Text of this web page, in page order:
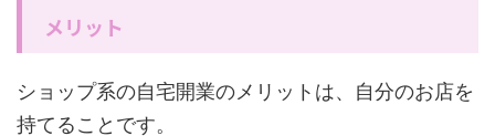
メリット
ショップ系の自宅開業のメリットは、自分のお店を
持てることです。